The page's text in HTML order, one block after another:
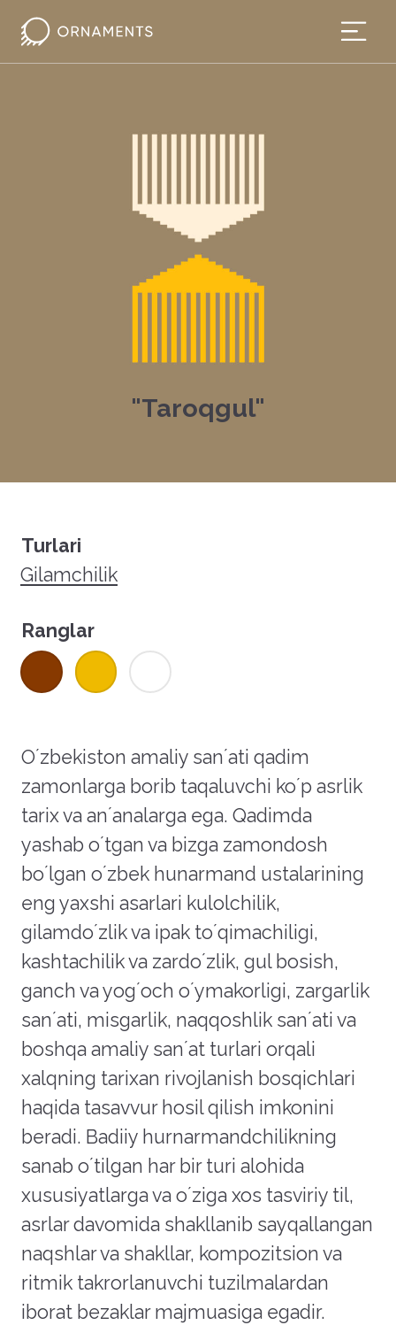
"Taroqgul"
Turlari
Gilamchilik
Ranglar
Oʼzbekiston amaliy sanʼati qadim
zamonlarga borib taqaluvchi koʼp asrlik
tarix va anʼanalarga ega. Qadimda
yashab oʼtgan va bizga zamondosh
boʼlgan oʼzbek hunarmand ustalarining
eng yaxshi asarlari kulolchilik,
gilamdoʼzlik va ipak toʼqimachiligi,
kashtachilik va zardoʼzlik, gul bosish,
ganch va yogʼoch oʼymakorligi, zargarlik
sanʼati, misgarlik, naqqoshlik sanʼati va
boshqa amaliy sanʼat turlari orqali
xalqning tarixan rivojlanish bosqichlari
haqida tasavvur hosil qilish imkonini
beradi. Badiiy hurnarmandchilikning
sanab oʼtilgan har bir turi alohida
xususiyatlarga va oʼziga xos tasviriy til,
asrlar davomida shakllanib sayqallangan
naqshlar va shakllar, kompozitsion va
ritmik takrorlanuvchi tuzilmalardan
iborat bezaklar majmuasiga egadir.